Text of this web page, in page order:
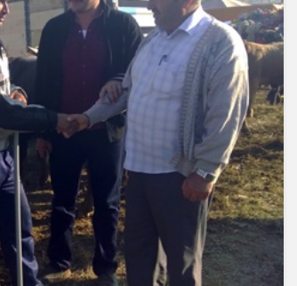
Düzce Üniversitesi Ekibi
Slovenya’dan Ses Verdi